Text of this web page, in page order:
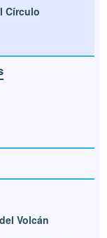
Círculo
Volcán